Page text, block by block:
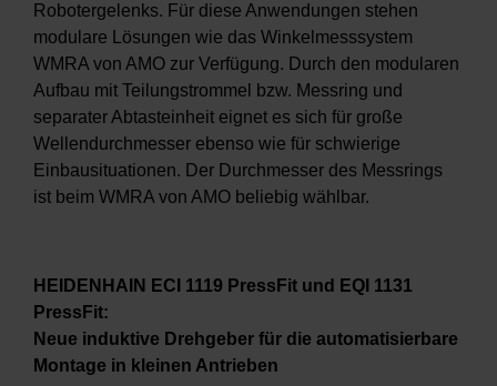
Robotergelenks. Für diese Anwendungen stehen
modulare Lösungen wie das Winkelmesssystem
WMRA von AMO zur Verfügung. Durch den modularen
Aufbau mit Teilungstrommel bzw. Messring und
separater Abtasteinheit eignet es sich für große
Wellendurchmesser ebenso wie für schwierige
Einbausituationen. Der Durchmesser des Messrings
ist beim WMRA von AMO beliebig wählbar.
HEIDENHAIN ECI 1119 PressFit und EQI 1131
PressFit:
Neue induktive Drehgeber für die automatisierbare
Montage in kleinen Antrieben